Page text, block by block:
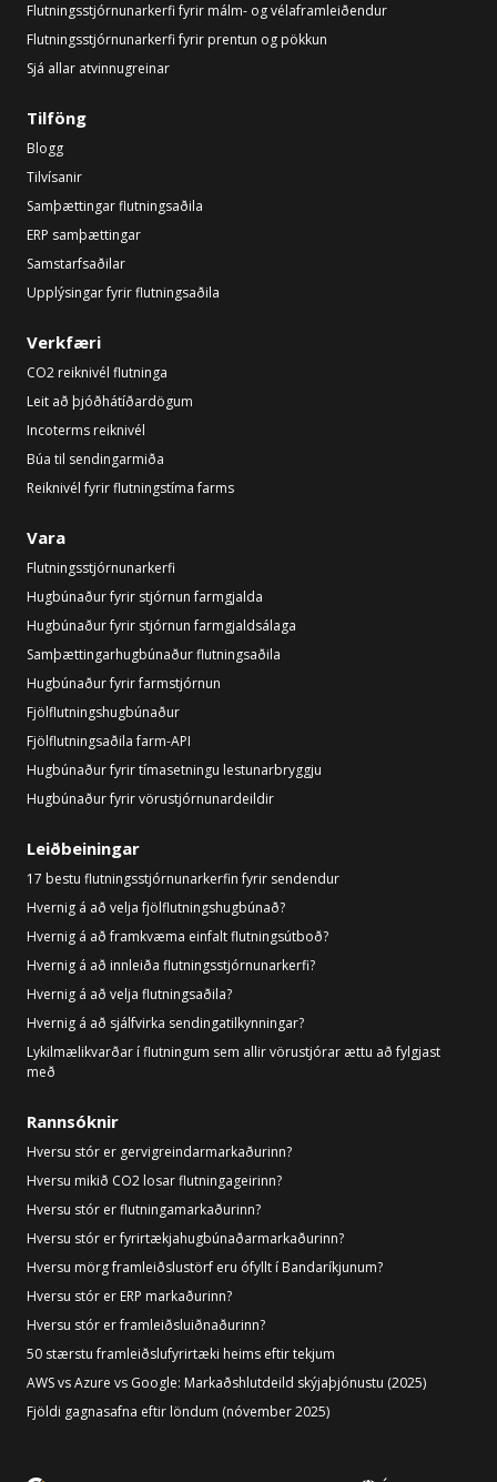
Flutningsstjórnunarkerfi fyrir málm- og vélaframleiðendur
Flutningsstjórnunarkerfi fyrir prentun og pökkun
Sjá allar atvinnugreinar
Tilföng
Blogg
Tilvísanir
Samþættingar flutningsaðila
ERP samþættingar
Samstarfsaðilar
Upplýsingar fyrir flutningsaðila
Verkfæri
CO2 reiknivél flutninga
Leit að þjóðhátíðardögum
Incoterms reiknivél
Búa til sendingarmiða
Reiknivél fyrir flutningstíma farms
Vara
Flutningsstjórnunarkerfi
Hugbúnaður fyrir stjórnun farmgjalda
Hugbúnaður fyrir stjórnun farmgjaldsálaga
Samþættingarhugbúnaður flutningsaðila
Hugbúnaður fyrir farmstjórnun
Fjölflutningshugbúnaður
Fjölflutningsaðila farm-API
Hugbúnaður fyrir tímasetningu lestunarbryggju
Hugbúnaður fyrir vörustjórnunardeildir
Leiðbeiningar
17 bestu flutningsstjórnunarkerfin fyrir sendendur
Hvernig á að velja fjölflutningshugbúnað?
Hvernig á að framkvæma einfalt flutningsútboð?
Hvernig á að innleiða flutningsstjórnunarkerfi?
Hvernig á að velja flutningsaðila?
Hvernig á að sjálfvirka sendingatilkynningar?
Lykilmælikvarðar í flutningum sem allir vörustjórar ættu að fylgjast
með
Rannsóknir
Hversu stór er gervigreindarmarkaðurinn?
Hversu mikið CO2 losar flutningageirinn?
Hversu stór er flutningamarkaðurinn?
Hversu stór er fyrirtækjahugbúnaðarmarkaðurinn?
Hversu mörg framleiðslustörf eru ófyllt í Bandaríkjunum?
Hversu stór er ERP markaðurinn?
Hversu stór er framleiðsluiðnaðurinn?
50 stærstu framleiðslufyrirtæki heims eftir tekjum
AWS vs Azure vs Google: Markaðshlutdeild skýjaþjónustu (2025)
Fjöldi gagnasafna eftir löndum (nóvember 2025)